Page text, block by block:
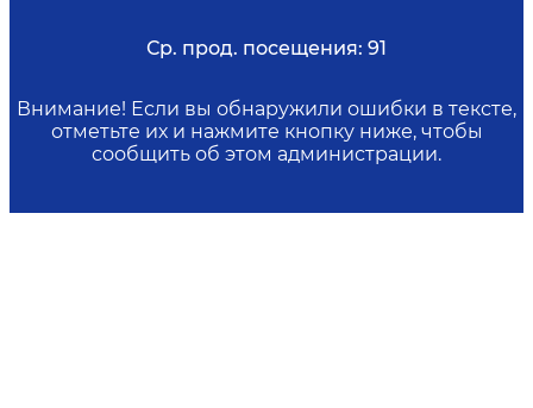
Ср. прод. посещения: 91
Внимание! Если вы обнаружили ошибки в тексте,
отметьте их и нажмите кнопку ниже, чтобы
сообщить об этом администрации.